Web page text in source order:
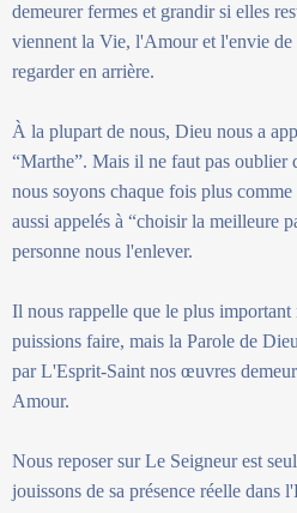
demeurer fermes et grandir si elles
viennent la Vie, l'Amour et l'envie de
regarder en arrière.
À la plupart de nous, Dieu nous a
“Marthe”. Mais il ne faut pas oublier
nous soyons chaque fois plus
aussi appelés à “choisir la meilleure
personne nous l'enlever.
Il nous rappelle que le plus important
puissions faire, mais la Parole de
par L'Esprit-Saint nos œuvres
Amour.
Nous reposer sur Le Seigneur est
jouissons de sa présence réelle dans